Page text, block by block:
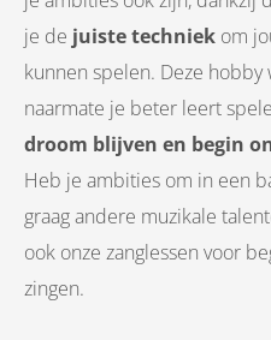
je de juiste techniek om
kunnen spelen. Deze
naarmate je beter leert
droom blijven en begin
Heb je ambities om in een
graag andere muzikale
ook onze zanglessen voor
zingen.